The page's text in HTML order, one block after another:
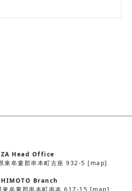
Head Office
東牟婁郡串本町古座 932-5 [map]
Branch
牟婁郡串本町串本 617-15 [map]